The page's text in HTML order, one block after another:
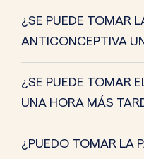
¿SE PUEDE TOMAR
ANTICONCEPTIVA
¿SE PUEDE TOMAR
UNA HORA MÁS
¿PUEDO TOMAR LA